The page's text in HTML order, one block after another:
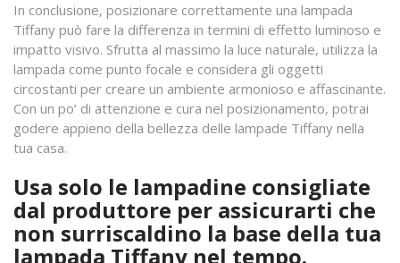
In conclusione, posizionare correttamente una lampada
Tiffany può fare la differenza in termini di effetto luminoso e
impatto visivo. Sfrutta al massimo la luce naturale, utilizza la
lampada come punto focale e considera gli oggetti
circostanti per creare un ambiente armonioso e affascinante.
Con un po’ di attenzione e cura nel posizionamento, potrai
godere appieno della bellezza delle lampade Tiffany nella
tua casa.
Usa solo le lampadine consigliate
dal produttore per assicurarti che
non surriscaldino la base della tua
lampada Tiffany nel tempo.